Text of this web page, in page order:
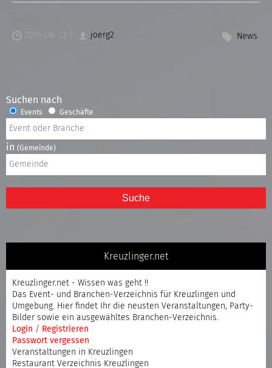
2015-08-23 | joerg2 News
Suchen nach
Events Geschäfte
in (Gemeinde)
Suche
Kreuzlinger.net
Kreuzlinger.net - Wissen was geht !!
Das Event- und Branchen-Verzeichnis für Kreuzlingen und
Umgebung. Hier findet Ihr die neusten Veranstaltungen, Party-
Bilder sowie ein ausgewähltes Branchen-Verzeichnis.
Login / Registrieren
Passwort vergessen
Veranstaltungen in Kreuzlingen
Restaurant Verzeichnis Kreuzlingen